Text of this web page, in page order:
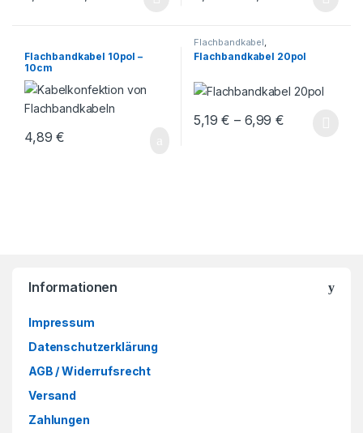
Dieses Produkt weist mehrere Varianten auf. Die Optionen
Dieses Produkt weist mehrere
Flachbandkabel 10pol –
10cm
4,89€
Flachbandkabel
Kabelkonfektion
Flachbandkabel 20pol
5,19€ – 6,99€
Dieses Produkt weist mehrere
Informationen
Impressum
Datenschutzerklärung
AGB / Widerrufsrecht
Versand
Zahlungen